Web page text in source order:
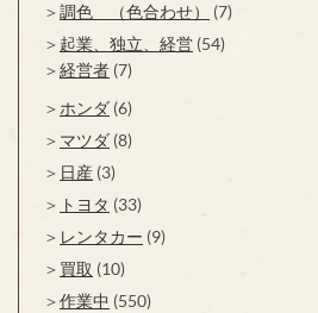
調色 （色合わせ）
(7)
起業、独立、経営 (54)
経営者 (7)
ホンダ (6)
マツダ (8)
日産 (3)
トヨタ (33)
レンタカー (9)
買取 (10)
作業中 (550)